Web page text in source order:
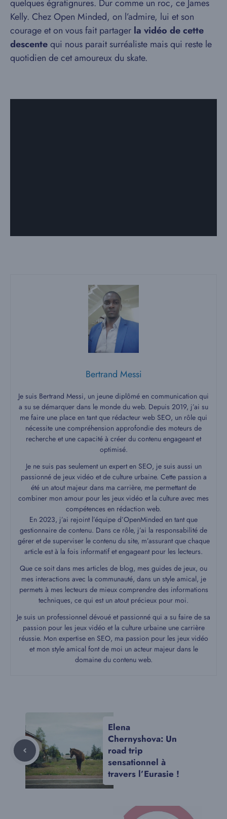
quelques égratignures. Dur comme un roc, ce James
Kelly. Chez Open Minded, on l’admire, lui et son
courage et on vous fait partager la vidéo de cette
descentequi nous parait surréaliste mais qui reste le
quotidien de cet amoureux du skate.
Bertrand Messi
Je suis Bertrand Messi, un jeune diplômé en communication qui
a su se démarquer dans le monde du web. Depuis 2019, j’ai su
me faire une place en tant que rédacteur web SEO, un rôle qui
nécessite une compréhension approfondie des moteurs de
recherche et une capacité à créer du contenu engageant et
optimisé.
Je ne suis pas seulement un expert en SEO, je suis aussi un
passionné de jeux vidéo et de culture urbaine. Cette passion a
été un atout majeur dans ma carrière, me permettant de
combiner mon amour pour les jeux vidéo et la culture avec mes
compétences en rédaction web.
En 2023, j’ai rejoint l’équipe d’OpenMinded en tant que
gestionnaire de contenu. Dans ce rôle, j’ai la responsabilité de
gérer et de superviser le contenu du site, m’assurant que chaque
article est à la fois informatif et engageant pour les lecteurs.
Que ce soit dans mes articles de blog, mes guides de jeux, ou
mes interactions avec la communauté, dans un style amical, je
permets à mes lecteurs de mieux comprendre des informations
techniques, ce qui est un atout précieux pour moi.
Je suis un professionnel dévoué et passionné qui a su faire de sa
passion pour les jeux vidéo et la culture urbaine une carrière
réussie. Mon expertise en SEO, ma passion pour les jeux vidéo
et mon style amical font de moi un acteur majeur dans le
domaine du contenu web.
Elena
Chernyshova: Un
road trip
sensationnel à
travers l’Eurasie !